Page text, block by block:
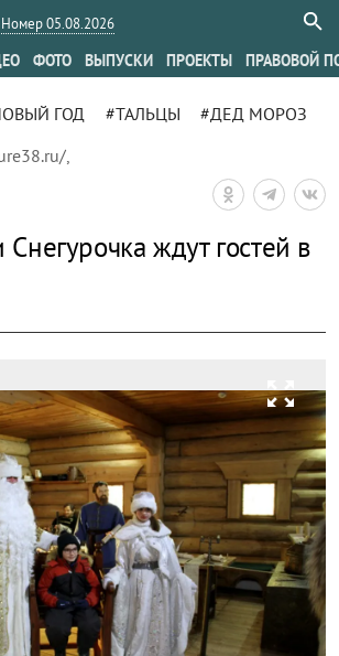
Номер 05.08.2026
ФОТО ВЫПУСКИ ПРОЕКТЫ ПРАВОВОЙ
ГОД #ТАЛЬЦЫ
#ДЕД МОРОЗ
,
ждут гостей в
zoom_out_map